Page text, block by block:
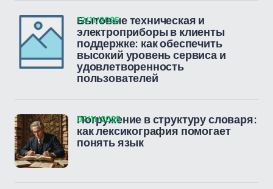
Бытовые техническая и
электроприборы в клиенты
поддержке: как обеспечить
высокий уровень сервиса и
удовлетворенность
пользователей
12/11/2025
Погружение в структуру словаря:
как лексикография помогает
понять язык
07/11/2025